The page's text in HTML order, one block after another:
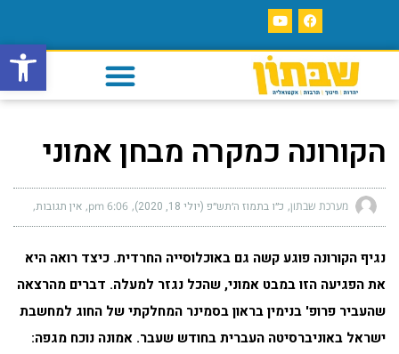
פתח
הקורונה כמקרה מבחן אמוני
מערכת שבתון כ״ו בתמוז ה׳תש״פ (יולי 18, 2020) 6:06 pm אין תגובות
נגיף הקורונה פוגע קשה גם באוכלוסייה החרדית. כיצד רואה היא
את הפגיעה הזו במבט אמוני, שהכל נגזר למעלה. דברים מהרצאה
שהעביר פרופ' בנימין בראון בסמינר המחלקתי של החוג למחשבת
ישראל באוניברסיטה העברית בחודש שעבר. אמונה נוכח מגפה: